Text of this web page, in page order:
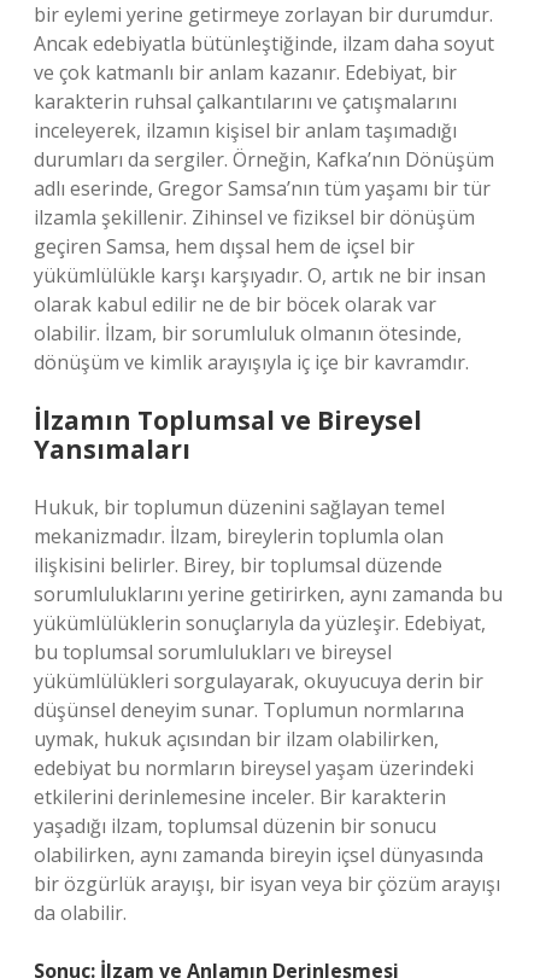
bir eylemi yerine getirmeye zorlayan bir durumdur.
Ancak edebiyatla bütünleştiğinde, ilzam daha soyut
ve çok katmanlı bir anlam kazanır. Edebiyat, bir
karakterin ruhsal çalkantılarını ve çatışmalarını
inceleyerek, ilzamın kişisel bir anlam taşımadığı
durumları da sergiler. Örneğin, Kafka’nın Dönüşüm
adlı eserinde, Gregor Samsa’nın tüm yaşamı bir tür
ilzamla şekillenir. Zihinsel ve fiziksel bir dönüşüm
geçiren Samsa, hem dışsal hem de içsel bir
yükümlülükle karşı karşıyadır. O, artık ne bir insan
olarak kabul edilir ne de bir böcek olarak var
olabilir. İlzam, bir sorumluluk olmanın ötesinde,
dönüşüm ve kimlik arayışıyla iç içe bir kavramdır.
İlzamın Toplumsal ve Bireysel
Yansımaları
Hukuk, bir toplumun düzenini sağlayan temel
mekanizmadır. İlzam, bireylerin toplumla olan
ilişkisini belirler. Birey, bir toplumsal düzende
sorumluluklarını yerine getirirken, aynı zamanda bu
yükümlülüklerin sonuçlarıyla da yüzleşir. Edebiyat,
bu toplumsal sorumlulukları ve bireysel
yükümlülükleri sorgulayarak, okuyucuya derin bir
düşünsel deneyim sunar. Toplumun normlarına
uymak, hukuk açısından bir ilzam olabilirken,
edebiyat bu normların bireysel yaşam üzerindeki
etkilerini derinlemesine inceler. Bir karakterin
yaşadığı ilzam, toplumsal düzenin bir sonucu
olabilirken, aynı zamanda bireyin içsel dünyasında
bir özgürlük arayışı, bir isyan veya bir çözüm arayışı
da olabilir.
Sonuç: İlzam ve Anlamın Derinleşmesi